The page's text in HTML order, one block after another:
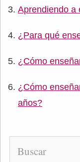
Aprendiendo a
¿Para qué
¿Cómo
¿Cómo
años?
Buscar